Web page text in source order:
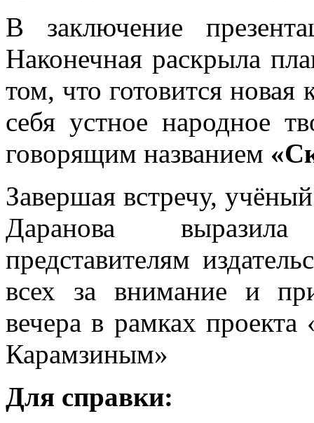
В заключение
Наконечная раскрыла
том, что готовится новая
себя устное народное
говорящим названием
Завершая встречу,
Даранова
представителям
всех за внимание и
вечера в рамках
Карамзиным»
Для справки: